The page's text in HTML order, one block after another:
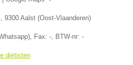
, 9300 Aalst (Oost-Vlaanderen)
, Fax: -, BTW-nr: -
diëtisten